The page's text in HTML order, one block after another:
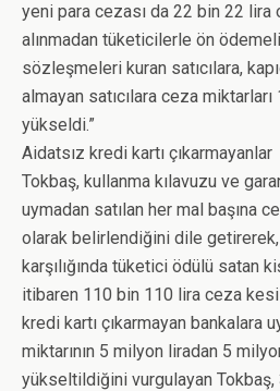
yeni para cezası da 22 bin 22 lira
alınmadan tüketicilerle ön
sözleşmeleri kuran satıcılara,
almayan satıcılara ceza
yükseldi.”
Aidatsız kredi kartı çıkarmayanlar
Tokbaş, kullanma kılavuzu ve
uymadan satılan her mal başına
olarak belirlendiğini dile getirerek,
karşılığında tüketici ödülü satan
itibaren 110 bin 110 lira ceza
kredi kartı çıkarmayan bankalara
miktarının 5 milyon liradan 5
yükseltildiğini vurgulayan